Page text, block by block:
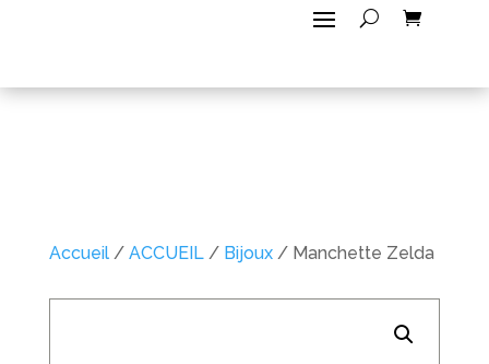
Accueil/ ACCUEIL/ Bijoux/ Manchette Zelda